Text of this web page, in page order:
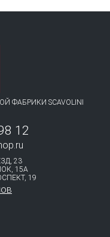
SCAVOLINI
12
23
15А
19⁠